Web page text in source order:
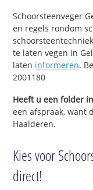
Schoorsteenveger
en regels rondom
te laten vegen in
laten informeren.
2001180
Heeft u een folder
een afspraak, want
Haalderen.
Kies voor
direct!